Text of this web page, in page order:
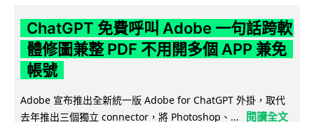
ChatGPT 免費呼叫 Adobe 一句話跨軟
體修圖兼整 PDF 不用開多個 APP 兼免
帳號
Adobe 宣布推出全新統一版 Adobe for ChatGPT 外掛，取代
去年推出三個獨立 connector，將 Photoshop、...
閱讀全文